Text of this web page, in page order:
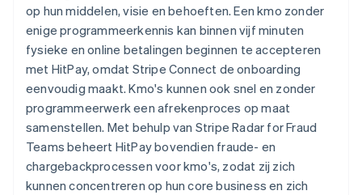
op hun middelen, visie en behoeften. Een kmo zonder
enige programmeerkennis kan binnen vijf minuten
fysieke en online betalingen beginnen te accepteren
met HitPay, omdat Stripe Connect de onboarding
eenvoudig maakt. Kmo's kunnen ook snel en zonder
programmeerwerk een afrekenproces op maat
samenstellen. Met behulp van Stripe Radar for Fraud
Teams beheert HitPay bovendien fraude- en
chargebackprocessen voor kmo's, zodat zij zich
kunnen concentreren op hun core business en zich